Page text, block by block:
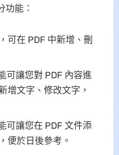
功能：
可在 PDF 中新增、刪
可讓您對 PDF 內容進
增文字、修改文字，
可讓您在 PDF 文件添
便於日後參考。